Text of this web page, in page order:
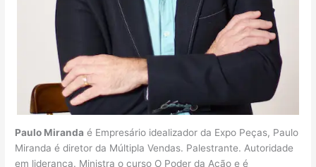
Paulo Miranda é Empresário idealizador da Expo Peças, Paulo
Miranda é diretor da Múltipla Vendas. Palestrante. Autoridade
em liderança. Ministra o curso O Poder da Ação e é